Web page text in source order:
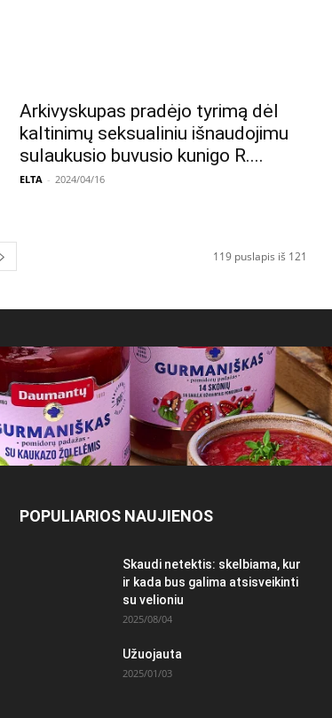
Arkivyskupas pradėjo tyrimą dėl
kaltinimų seksualiniu išnaudojimu
sulaukusio buvusio kunigo R....
ELTA - 2024/04/16
119 puslapis iš 121
POPULIARIOS NAUJIENOS
Skaudi netektis: skelbiama, kur
ir kada bus galima atsisveikinti
su velioniu
2025/08/04
Užuojauta
2025/01/03